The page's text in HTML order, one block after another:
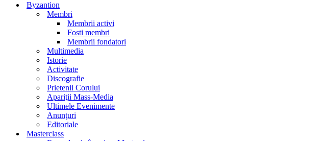
Byzantion
Membri
Membrii activi
Fosti membri
Membrii fondatori
Multimedia
Istorie
Activitate
Discografie
Prietenii Corului
Apariţii Mass-Media
Ultimele Evenimente
Anunţuri
Editoriale
Masterclass